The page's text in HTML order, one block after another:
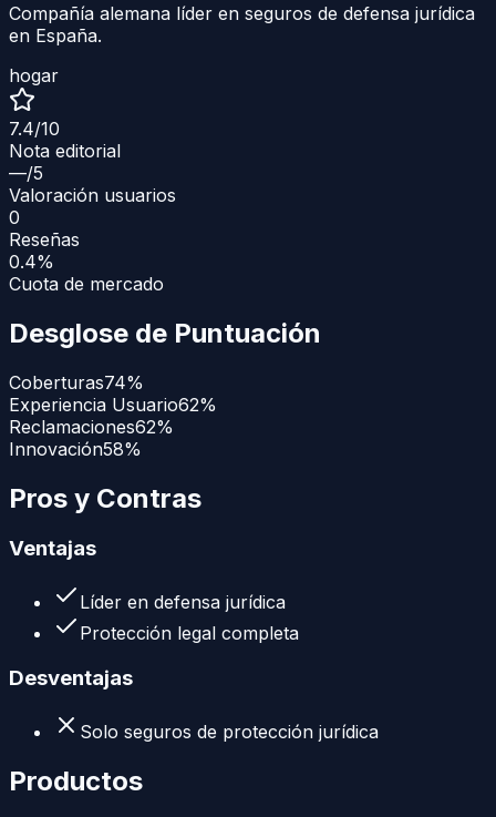
Compañía alemana líder en seguros de defensa jurídica
en España.
hogar
7.4/10
Nota editorial
—/5
Valoración usuarios
0
Reseñas
0.4%
Cuota de mercado
Desglose de Puntuación
Coberturas74%
Experiencia Usuario62%
Reclamaciones62%
Innovación58%
Pros y Contras
Ventajas
Líder en defensa jurídica
Protección legal completa
Desventajas
Solo seguros de protección jurídica
Productos